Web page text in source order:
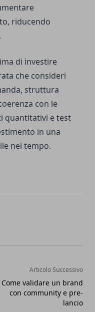
riducendo
di investire
che consideri
struttura
con le
quantitativi e test
in una
nel tempo.
Articolo Successivo
Come validare un brand
con community e pre-
lancio